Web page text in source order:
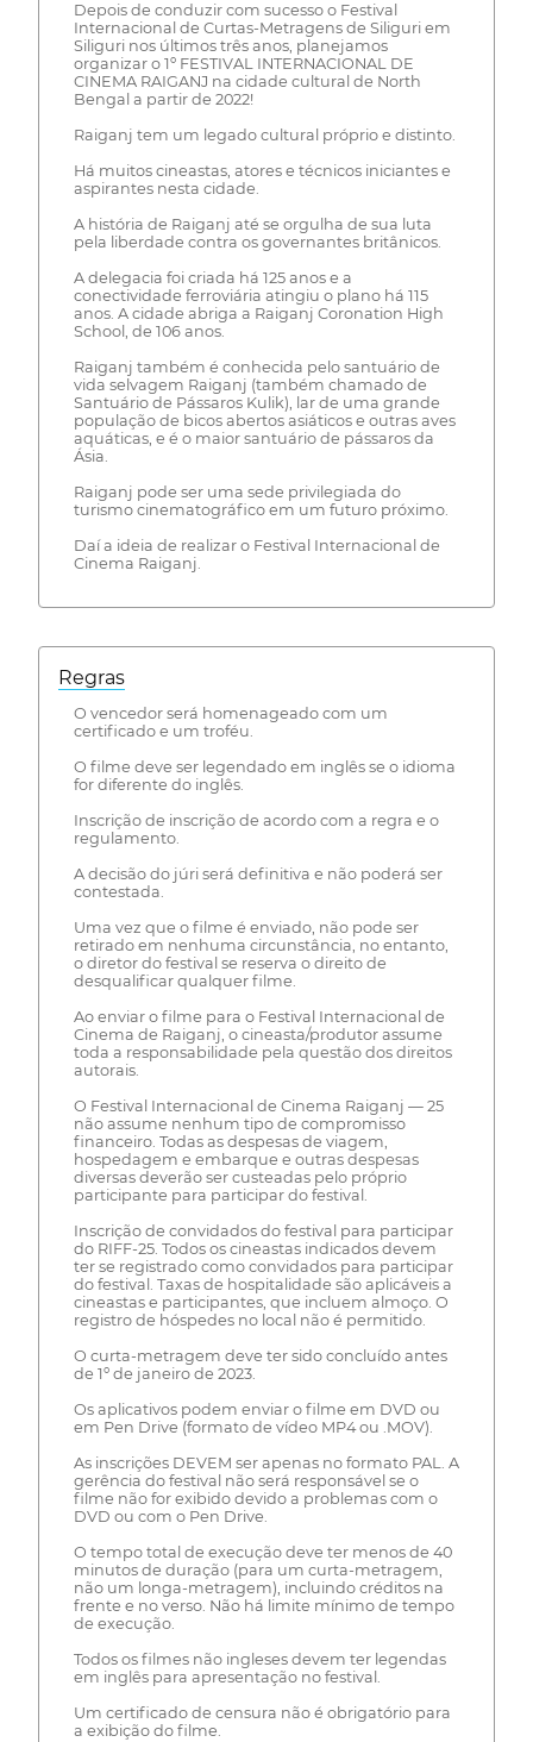
Depois de conduzir com sucesso o Festival
Internacional de Curtas-Metragens de Siliguri em
Siliguri nos últimos três anos, planejamos
organizar o 1º FESTIVAL INTERNACIONAL DE
CINEMA RAIGANJ na cidade cultural de North
Bengal a partir de 2022!
Raiganj tem um legado cultural próprio e distinto.
Há muitos cineastas, atores e técnicos iniciantes e
aspirantes nesta cidade.
A história de Raiganj até se orgulha de sua luta
pela liberdade contra os governantes britânicos.
A delegacia foi criada há 125 anos e a
conectividade ferroviária atingiu o plano há 115
anos. A cidade abriga a Raiganj Coronation High
School, de 106 anos.
Raiganj também é conhecida pelo santuário de
vida selvagem Raiganj (também chamado de
Santuário de Pássaros Kulik), lar de uma grande
população de bicos abertos asiáticos e outras aves
aquáticas, e é o maior santuário de pássaros da
Ásia.
Raiganj pode ser uma sede privilegiada do
turismo cinematográfico em um futuro próximo.
Daí a ideia de realizar o Festival Internacional de
Cinema Raiganj.
Regras
O vencedor será homenageado com um
certificado e um troféu.
O filme deve ser legendado em inglês se o idioma
for diferente do inglês.
Inscrição de inscrição de acordo com a regra e o
regulamento.
A decisão do júri será definitiva e não poderá ser
contestada.
Uma vez que o filme é enviado, não pode ser
retirado em nenhuma circunstância, no entanto,
o diretor do festival se reserva o direito de
desqualificar qualquer filme.
Ao enviar o filme para o Festival Internacional de
Cinema de Raiganj, o cineasta/produtor assume
toda a responsabilidade pela questão dos direitos
autorais.
O Festival Internacional de Cinema Raiganj — 25
não assume nenhum tipo de compromisso
financeiro. Todas as despesas de viagem,
hospedagem e embarque e outras despesas
diversas deverão ser custeadas pelo próprio
participante para participar do festival.
Inscrição de convidados do festival para participar
do RIFF-25. Todos os cineastas indicados devem
ter se registrado como convidados para participar
do festival. Taxas de hospitalidade são aplicáveis a
cineastas e participantes, que incluem almoço. O
registro de hóspedes no local não é permitido.
O curta-metragem deve ter sido concluído antes
de 1º de janeiro de 2023.
Os aplicativos podem enviar o filme em DVD ou
em Pen Drive (formato de vídeo MP4 ou .MOV).
As inscrições DEVEM ser apenas no formato PAL. A
gerência do festival não será responsável se o
filme não for exibido devido a problemas com o
DVD ou com o Pen Drive.
O tempo total de execução deve ter menos de 40
minutos de duração (para um curta-metragem,
não um longa-metragem), incluindo créditos na
frente e no verso. Não há limite mínimo de tempo
de execução.
Todos os filmes não ingleses devem ter legendas
em inglês para apresentação no festival.
Um certificado de censura não é obrigatório para
a exibição do filme.